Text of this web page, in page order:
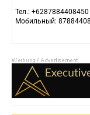
Тел.: +6287884408450
Мобильный: